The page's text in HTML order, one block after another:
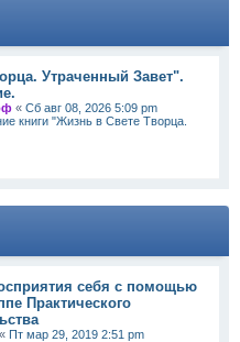
Утраченный Завет".
« Сб авг 08, 2026 5:09 pm
книги "Жизнь в Свете Творца.
себя с помощью
Практического
« Пт мар 29, 2019 2:51 pm